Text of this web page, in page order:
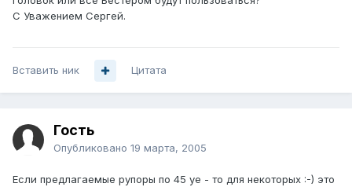
С Уважением Сергей.
Вставить ник Цитата
Гость
Опубликовано 19 марта, 2005
Если предлагаемые рупоры по 45 уе - то для некоторых :-) это